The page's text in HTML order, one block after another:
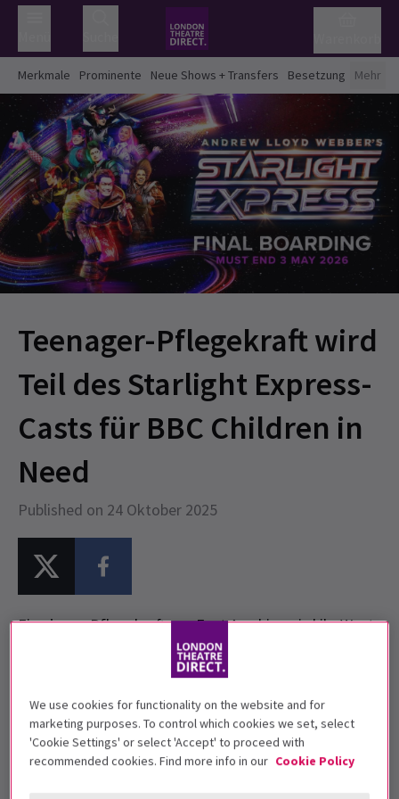
Merkmale Prominente Neue Shows + Transfers Besetzung Mehr
Teenager-Pflegekraft wird
Teil des Starlight Express-
Casts für BBC Children in
Need
Published on 24 Oktober 2025
Eine junge Pflegekraft aus East Ayrshire wird ihr West-
Starlight Expressfür BBC Children in
Wie Andrew Lloyd WebberinThe One Show
enthüllte, wird die 17-jährige Eloise am Freitag, den
14. November, während des Appellabends beim
We use cookies for functionality on the website and for
marketing purposes. To control which cookies we set, select
'Cookie Settings' or select 'Accept' to proceed with
recommended cookies. Find more info in our Cookie Policy